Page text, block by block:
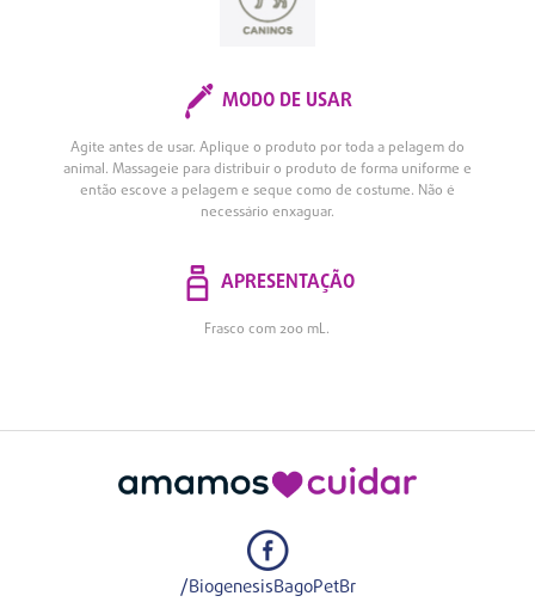
MODO DE USAR
Agite antes de usar. Aplique o produto por toda a pelagem do
animal. Massageie para distribuir o produto de forma uniforme e
então escove a pelagem e seque como de costume. Não é
necessário enxaguar.
APRESENTAÇÃO
Frasco com 200 mL.
/BiogenesisBagoPetBr